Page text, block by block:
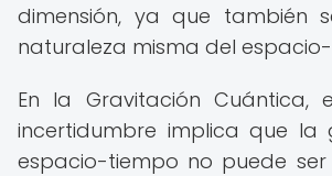
dimensión, ya que también
naturaleza misma del
En la Gravitación Cuántica,
incertidumbre implica que la
espacio-tiempo no puede